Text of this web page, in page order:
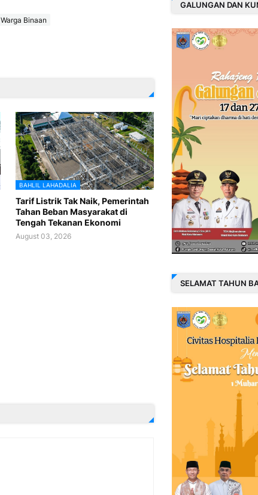
Warga Binaan
BAHLIL LAHADALIA
Tarif Listrik Tak Naik, Pemerintah
Tahan Beban Masyarakat di
Tengah Tekanan Ekonomi
August 03, 2026
GALUNGAN DAN
SELAMAT TAHUN